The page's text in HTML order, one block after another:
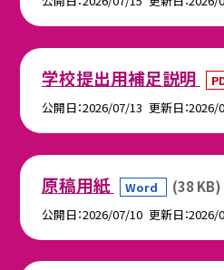
学校提出用補足説明
公開日 2026/07/13 更新日 2026/
原稿用紙 Word (38 KB)
公開日 2026/07/10 更新日 2026/